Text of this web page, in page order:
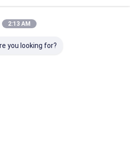
2:13 AM
you looking for?